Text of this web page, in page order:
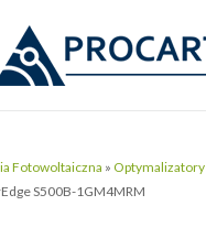
Fotowoltaiczna » Optymalizatory
S500B-1GM4MRM